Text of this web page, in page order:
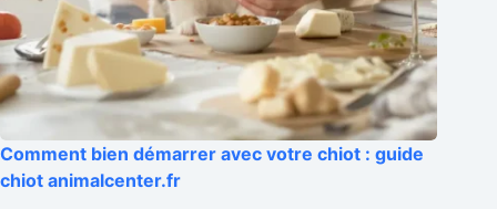
Comment bien démarrer avec votre chiot : guide
chiot animalcenter.fr